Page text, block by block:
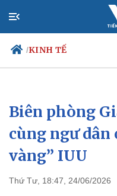
/KINH TẾ
Chính trị
Đảng
Tổ chức nhân sự
Quốc hội
Nhận diện sự thật
Biên phòng
cùng ngư dân
vàng” IUU
Thứ Tư, 18:47, 24/06/2026